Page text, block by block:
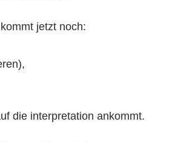
jetzt noch:
die interpretation ankommt.